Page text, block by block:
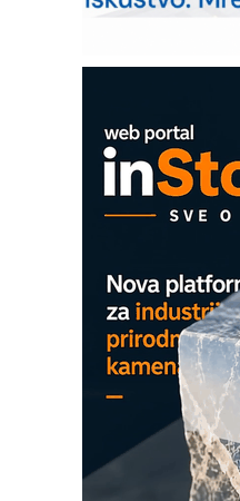
Pranje točkova
ROSA i
Detekcija
MAREX - Lim i
rešenja
Marcom-plast
CTO -
obradu!